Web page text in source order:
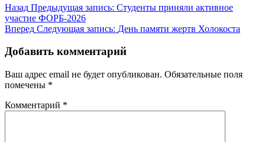
Назад Предыдущая запись: Студенты приняли активное
участие ФОРБ-2026
Вперед Следующая запись: День памяти жертв Холокоста
Добавить комментарий
Ваш адрес email не будет опубликован. Обязательные поля
помечены *
Комментарий *